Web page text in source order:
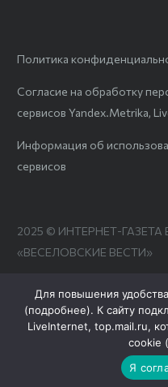
Политика
Согласие на обработку
сервисов Yandex.Metrika,
Информация об
сервисов
2025 © ИНТЕРНЕТ-
«ВЕСЕЛОВСКИЕ ВЕСТИ»
Для повышения
(подробнее). К сайту
LiveInternet, top.mail.ru,
cookie (
Я